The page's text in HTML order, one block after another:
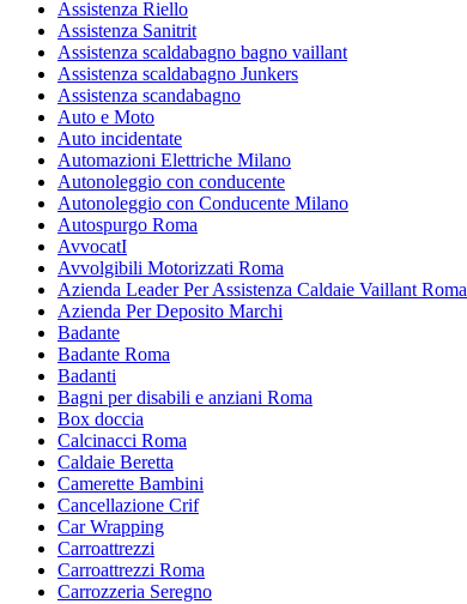
Assistenza Riello
Assistenza Sanitrit
Assistenza scaldabagno bagno vaillant
Assistenza scaldabagno Junkers
Assistenza scandabagno
Auto e Moto
Auto incidentate
Automazioni Elettriche Milano
Autonoleggio con conducente
Autonoleggio con Conducente Milano
Autospurgo Roma
AvvocatI
Avvolgibili Motorizzati Roma
Azienda Leader Per Assistenza Caldaie Vaillant Roma
Azienda Per Deposito Marchi
Badante
Badante Roma
Badanti
Bagni per disabili e anziani Roma
Box doccia
Calcinacci Roma
Caldaie Beretta
Camerette Bambini
Cancellazione Crif
Car Wrapping
Carroattrezzi
Carroattrezzi Roma
Carrozzeria Seregno